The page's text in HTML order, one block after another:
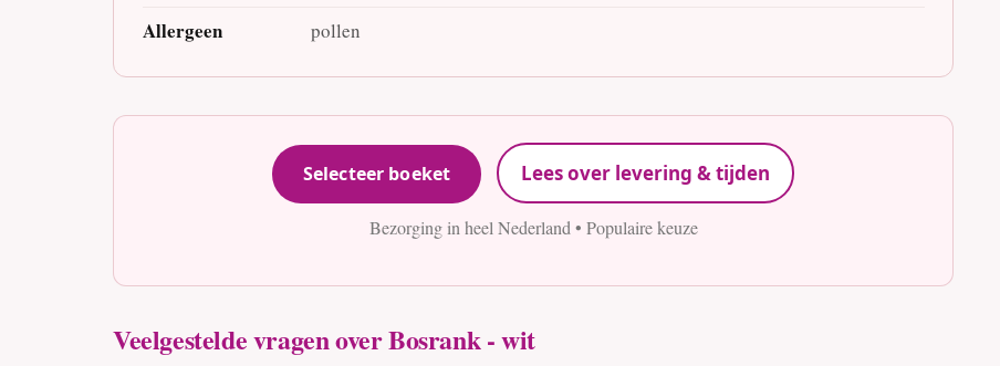
Allergeen pollen
Selecteer boeket Lees over levering & tijden
Bezorging in heel Nederland • Populaire keuze
Veelgestelde vragen over Bosrank - wit